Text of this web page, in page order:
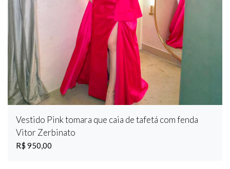
Vestido Pink tomara que caia de tafetá com fenda
Vitor Zerbinato
R$ 950,00